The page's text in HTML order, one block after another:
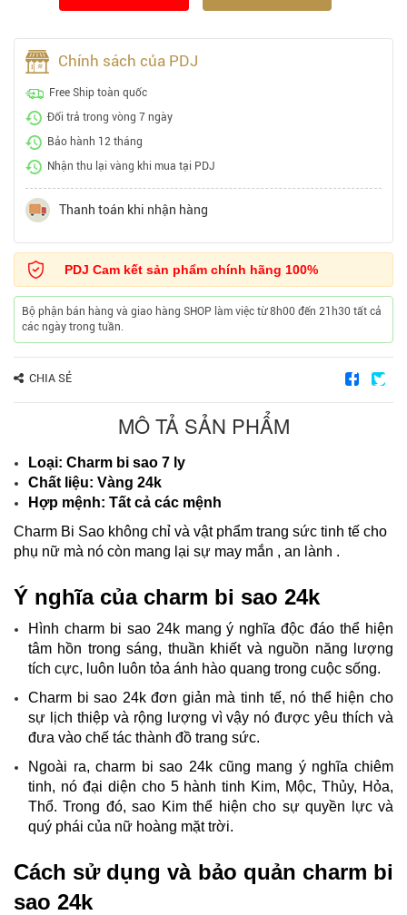
Chính sách của PDJ
Free Ship toàn quốc
Đổi trả trong vòng 7 ngày
Bảo hành 12 tháng
Nhận thu lại vàng khi mua tại PDJ
Thanh toán khi nhận hàng
PDJ Cam kết sản phẩm chính hãng 100%
Bộ phận bán hàng và giao hàng SHOP làm việc từ 8h00 đến 21h30 tất cả
các ngày trong tuần.
CHIA SẺ
MÔ TẢ SẢN PHẨM
Loại: Charm bi sao 7 ly
Chất liệu: Vàng 24k
Hợp mệnh: Tất cả các mệnh
Charm Bi Sao không chỉ và vật phẩm trang sức tinh tế cho
phụ nữ mà nó còn mang lại sự may mắn , an lành .
Ý nghĩa của charm bi sao 24k
Hình charm bi sao 24k mang ý nghĩa độc đáo thể hiện
tâm hồn trong sáng, thuần khiết và nguồn năng lượng
tích cực, luôn luôn tỏa ánh hào quang trong cuộc sống.
Charm bi sao 24k đơn giản mà tinh tế, nó thể hiện cho
sự lịch thiệp và rộng lượng vì vậy nó được yêu thích và
đưa vào chế tác thành đồ trang sức.
Ngoài ra, charm bi sao 24k cũng mang ý nghĩa chiêm
tinh, nó đại diện cho 5 hành tinh Kim, Mộc, Thủy, Hỏa,
Thổ. Trong đó, sao Kim thể hiện cho sự quyền lực và
quý phái của nữ hoàng mặt trời.
Cách sử dụng và bảo quản charm bi
sao 24k